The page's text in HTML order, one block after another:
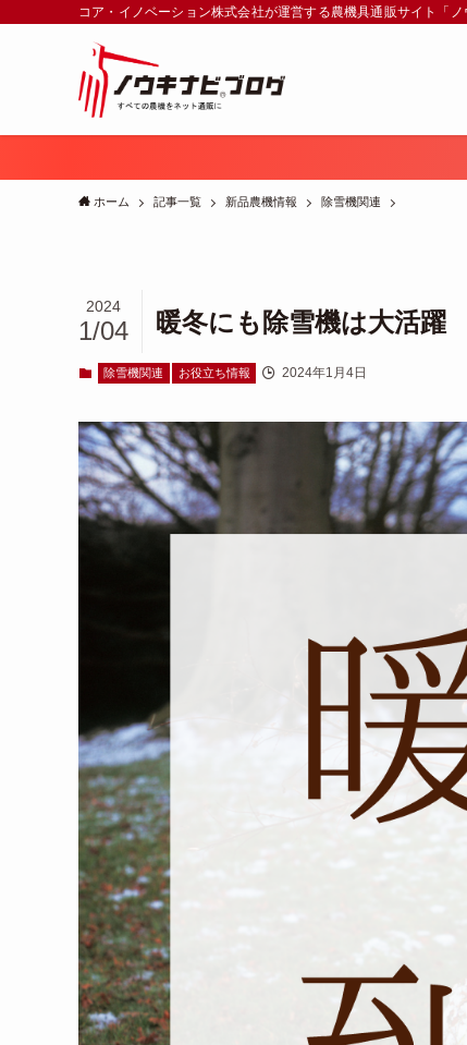
コア・イノベーション株式会社が運営する農機具通販サイト「
ホーム 記事一覧 新品農機情報 除雪機関連
暖冬にも除雪機は大活躍
2024
1/04
除雪機関連 お役立ち情報 2024年1月4日